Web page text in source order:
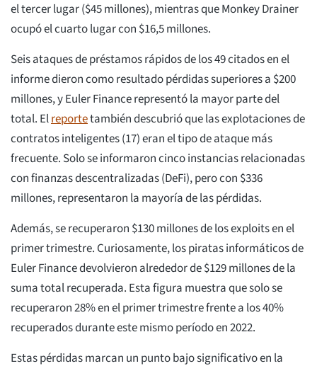
el tercer lugar ($45 millones), mientras que Monkey Drainer
ocupó el cuarto lugar con $16,5 millones.
Seis ataques de préstamos rápidos de los 49 citados en el
informe dieron como resultado pérdidas superiores a $200
millones, y Euler Finance representó la mayor parte del
total. Elreportetambién descubrió que las explotaciones de
contratos inteligentes (17) eran el tipo de ataque más
frecuente. Solo se informaron cinco instancias relacionadas
con finanzas descentralizadas (DeFi), pero con $336
millones, representaron la mayoría de las pérdidas.
Además, se recuperaron $130 millones de los exploits en el
primer trimestre. Curiosamente, los piratas informáticos de
Euler Finance devolvieron alrededor de $129 millones de la
suma total recuperada. Esta figura muestra que solo se
recuperaron 28% en el primer trimestre frente a los 40%
recuperados durante este mismo período en 2022.
Estas pérdidas marcan un punto bajo significativo en la